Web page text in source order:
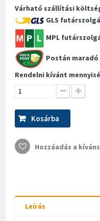
Várható szállítási
GLS
MPL
Postán
Rendelni kívánt
Kosárba
Hozzáadás a
Leírás